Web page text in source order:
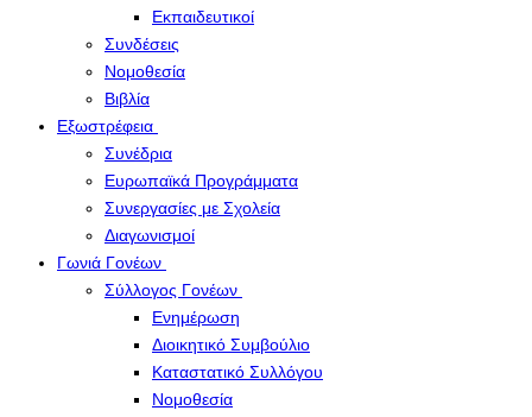
Εκπαιδευτικοί
Συνδέσεις
Νομοθεσία
Βιβλία
Εξωστρέφεια
Συνέδρια
Ευρωπαϊκά Προγράμματα
Συνεργασίες με Σχολεία
Διαγωνισμοί
Γωνιά Γονέων
Σύλλογος Γονέων
Ενημέρωση
Διοικητικό Συμβούλιο
Καταστατικό Συλλόγου
Νομοθεσία